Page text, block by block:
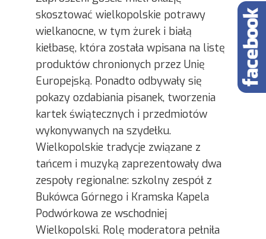
skosztować wielkopolskie potrawy
wielkanocne, w tym żurek i białą
kiełbasę, która została wpisana na listę
produktów chronionych przez Unię
Europejską. Ponadto odbywały się
pokazy ozdabiania pisanek, tworzenia
kartek świątecznych i przedmiotów
wykonywanych na szydełku.
Wielkopolskie tradycje związane z
tańcem i muzyką zaprezentowały dwa
zespoły regionalne: szkolny zespół z
Bukówca Górnego i Kramska Kapela
Podwórkowa ze wschodniej
Wielkopolski. Rolę moderatora pełniła